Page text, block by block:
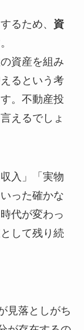
るため、 資
資産を組み
るという考
。不動産投
えるでしょ
入」「実物
った確かな
代が変わっ
して残り続
見落としがち